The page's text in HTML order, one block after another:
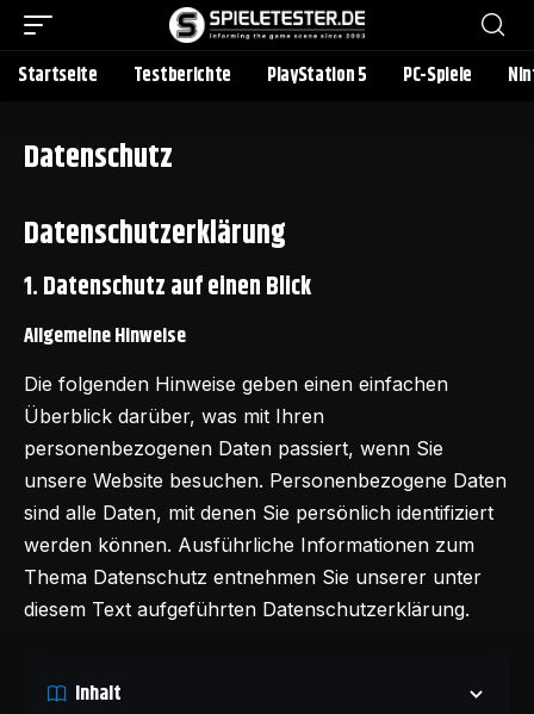
Startseite Testberichte PlayStation 5 PC-Spiele
Datenschutz
Datenschutzerklärung
1. Datenschutz auf einen Blick
Allgemeine Hinweise
Die folgenden Hinweise geben einen einfachen
Überblick darüber, was mit Ihren
personenbezogenen Daten passiert, wenn Sie
unsere Website besuchen. Personenbezogene Daten
sind alle Daten, mit denen Sie persönlich identifiziert
werden können. Ausführliche Informationen zum
Thema Datenschutz entnehmen Sie unserer unter
diesem Text aufgeführten Datenschutzerklärung.
Inhalt